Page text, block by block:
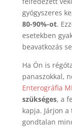
gyógyszeres
80-90%-ot.
esetekben
beavatkozás
Ha Ön is
panaszokkal,
Enterográfia
szükséges, a
kapja. Járjon
gondtalan